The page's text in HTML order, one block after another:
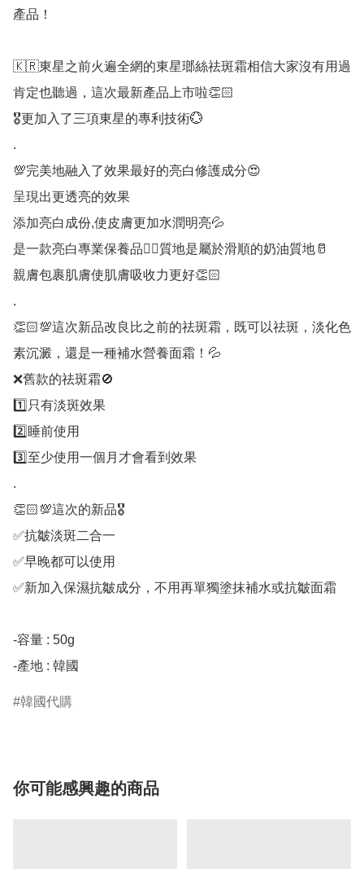
產品！
🇰🇷東星之前火遍全網的東星瑯絲祛斑霜相信大家沒有用過
肯定也聽過，這次最新產品上市啦👏🏻
🎖️更加入了三項東星的專利技術💮
.
💯完美地融入了效果最好的亮白修護成分😍
呈現出更透亮的效果
添加亮白成份,使皮膚更加水潤明亮💦
是一款亮白專業保養品👍🏻質地是屬於滑順的奶油質地🥛
親膚包裹肌膚使肌膚吸收力更好👏🏻
.
👏🏻💯這次新品改良比之前的祛斑霜，既可以祛斑，淡化色
素沉澱，還是一種補水營養面霜！💦
❌舊款的祛斑霜🚫
1️⃣只有淡斑效果
2️⃣睡前使用
3️⃣至少使用一個月才會看到效果
.
👏🏻💯這次的新品🎖️
✅抗皺淡斑二合一
✅早晚都可以使用
✅新加入保濕抗皺成分，不用再單獨塗抹補水或抗皺面霜
-容量 : 50g
-產地 : 韓國
韓國代購
你可能感興趣的商品